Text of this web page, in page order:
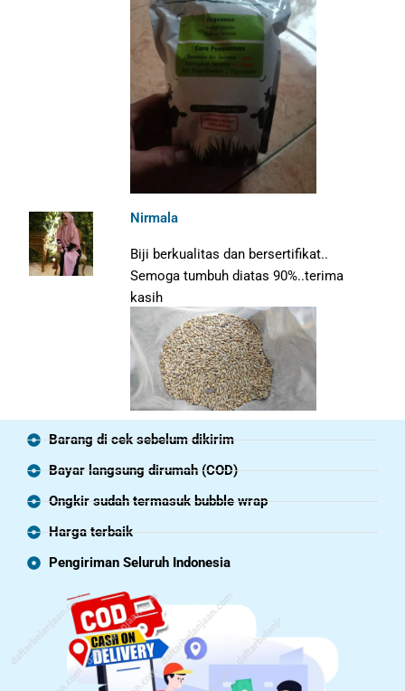
Nirmala
Biji berkualitas dan bersertifikat..
Semoga tumbuh diatas 90%..terima
kasih
Barang di cek sebelum dikirim
Bayar langsung dirumah (COD)
Ongkir sudah termasuk bubble wrap
Harga terbaik
Pengiriman Seluruh Indonesia